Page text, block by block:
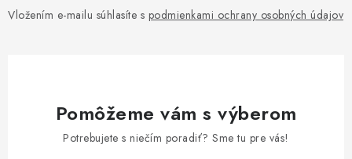
Vložením e-mailu súhlasíte s podmienkami ochrany osobných údajov
Pomôžeme vám s výberom
Potrebujete s niečím poradiť? Sme tu pre vás!